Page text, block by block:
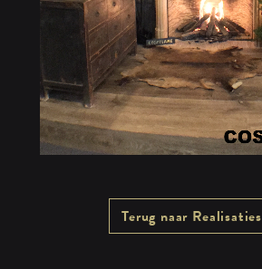
Terug naar Realisaties